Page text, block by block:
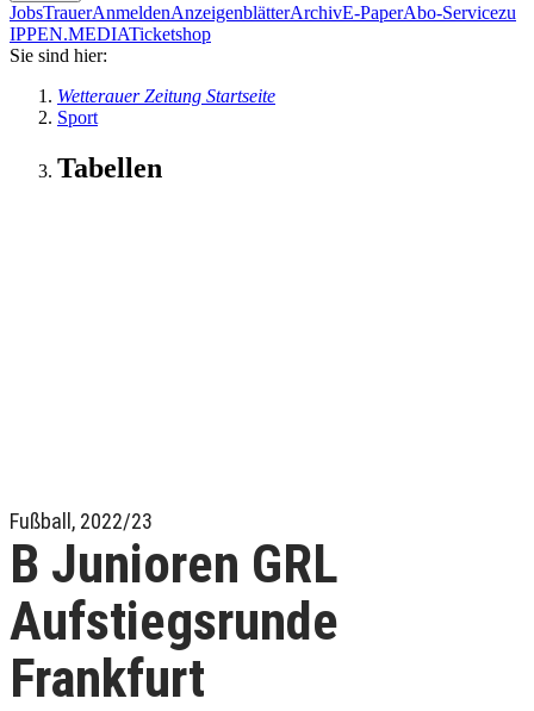
JobsTrauerAnmeldenAnzeigenblätterArchivE-PaperAbo-Servicezu
IPPEN.MEDIATicketshop
Sie sind hier:
Wetterauer Zeitung Startseite
Sport
Tabellen
Fußball, 2022/23
B Junioren GRL
Aufstiegsrunde
Frankfurt